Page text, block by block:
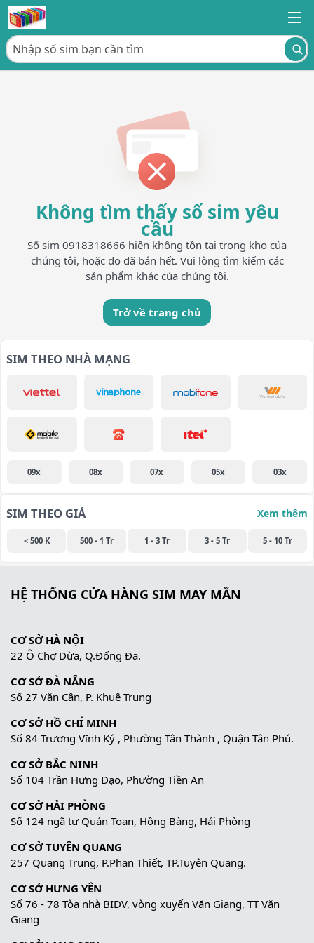
Không tìm thấy số sim yêu
cầu
Số sim 0918318666 hiện không tồn tại trong kho của
chúng tôi, hoặc do đã bán hết. Vui lòng tìm kiếm các
sản phẩm khác của chúng tôi.
Trở về trang chủ
SIM THEO NHÀ MẠNG
09x 08x 07x 05x 03x
SIM THEO GIÁ Xem thêm
< 500 K 500 - 1 Tr 1 - 3 Tr 3 - 5 Tr 5 - 10 Tr
HỆ THỐNG CỬA HÀNG SIM MAY MẮN
CƠ SỞ HÀ NỘI
22 Ô Chợ Dừa, Q.Đống Đa.
CƠ SỞ ĐÀ NẴNG
Số 27 Văn Cận, P. Khuê Trung
CƠ SỞ HỒ CHÍ MINH
Số 84 Trương Vĩnh Ký , Phường Tân Thành , Quận Tân Phú.
CƠ SỞ BẮC NINH
Số 104 Trần Hưng Đạo, Phường Tiền An
CƠ SỞ HẢI PHÒNG
Số 124 ngã tư Quán Toan, Hồng Bàng, Hải Phòng
CƠ SỞ TUYÊN QUANG
257 Quang Trung, P.Phan Thiết, TP.Tuyên Quang.
CƠ SỞ HƯNG YÊN
Số 76 - 78 Tòa nhà BIDV, vòng xuyến Văn Giang, TT Văn
Giang